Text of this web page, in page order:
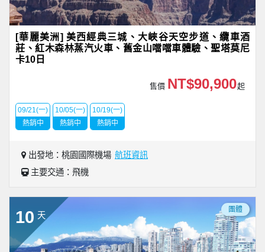
[華麗美洲] 美西經典三城、大峽谷天空步道、纜車酒
莊、紅木森林蒸汽火車、舊金山噹噹車體驗、聖塔莫尼
卡10日
售價 NT$90,900起
09/21(一)
熱銷中
10/05(一)
熱銷中
10/19(一)
熱銷中
出發地：桃園國際機場 航班資訊
主要交通：飛機
10 天
團體